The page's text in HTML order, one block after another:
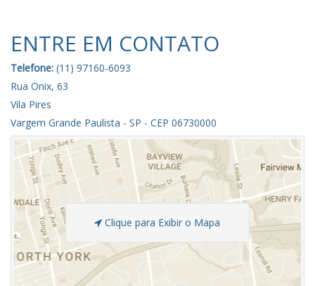
ENTRE EM CONTATO
Telefone: (11) 97160-6093
Rua Onix, 63
Vila Pires
Vargem Grande Paulista - SP - CEP 06730000
Clique para Exibir o Mapa